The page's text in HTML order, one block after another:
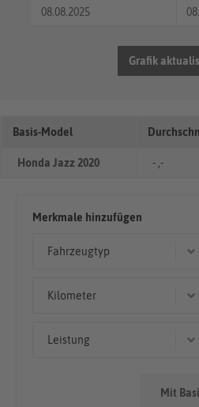
Grafik
Basis-Model
Honda Jazz 2020 - ,-
Merkmale hinzufügen
Fahrzeugtyp
Kilometer
50.000km - 100.000km
Leistung
Mit